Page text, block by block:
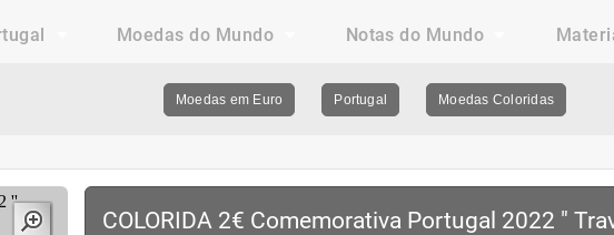
Moedas do Mundo Notas do Mundo
Moedas em Euro Portugal Moedas Coloridas
COLORIDA 2€ Comemorativa Portugal 2022 "